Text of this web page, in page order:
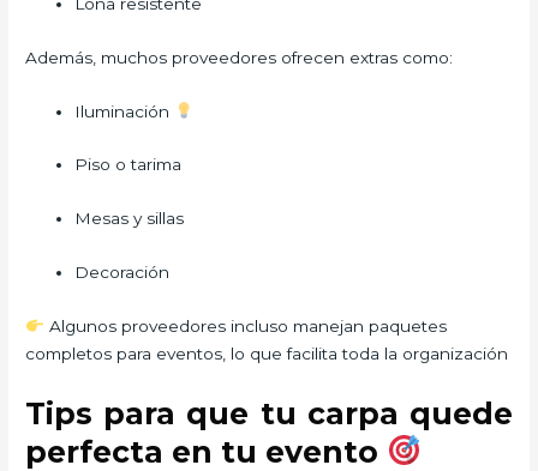
Además, muchos proveedores ofrecen extras como:
Iluminación
Piso o tarima
Mesas y sillas
Decoración
Algunos proveedores incluso manejan paquetes
completos para eventos, lo que facilita toda la organización
Tips para que tu carpa quede
perfecta en tu evento